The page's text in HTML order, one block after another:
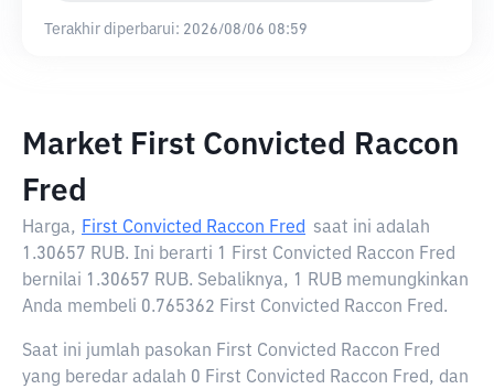
Terakhir diperbarui: 2026/08/06 08:59
Market First Convicted Raccon
Fred
Harga, First Convicted Raccon Fred
saat ini adalah
1.30657 RUB. Ini berarti 1 First Convicted Raccon Fred
bernilai 1.30657 RUB. Sebaliknya, 1 RUB memungkinkan
Anda membeli 0.765362 First Convicted Raccon Fred.
Saat ini jumlah pasokan First Convicted Raccon Fred
yang beredar adalah 0 First Convicted Raccon Fred, dan